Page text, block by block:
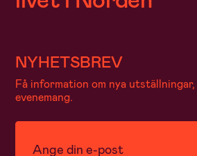
NYHETSBREV
Få information om nya
evenemang.